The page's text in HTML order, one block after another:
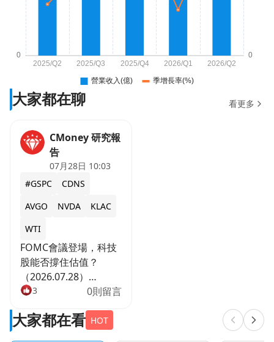
大家都在聊 看更多
CMoney 研究報
告
07月28日 10:03
#GSPC
CDNS
AVGO
NVDA
KLAC
WTI
FOMC會議登場，科技
股能否撐住估值？
（2026.07.28）
【CMoney 研究員】
https://image.cmoney.tw/attachment/blog/
bc22-4241-af6f-
3 0則留言
大家都在看 HOT